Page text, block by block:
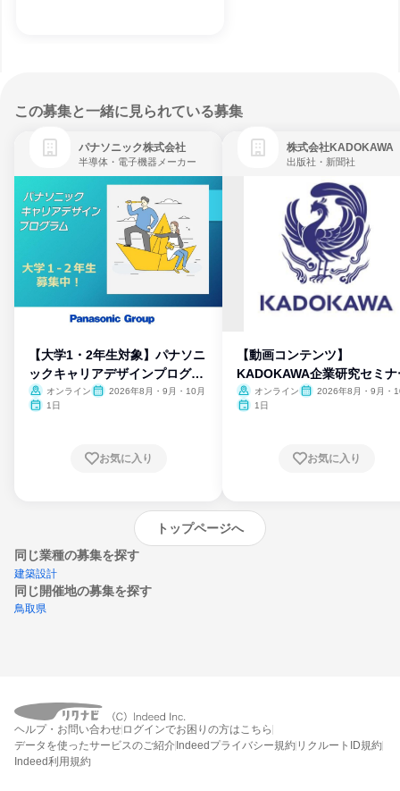
この募集と一緒に見られている募集
パナソニック株式会社
半導体・電子機器メーカー
【大学1・2年生対象】パナソニ
ックキャリアデザインプログラ
ム
オンライン
2026年8月・9月・10月
1日
お気に入り
株式会社KADOKAWA
出版社・新聞社
【動画コンテンツ】
KADOKAWA企業研究セミナ
オンライン
2026年8月・9月・
1日
お気に入り
トップページへ
同じ業種の募集を探す
建築設計
同じ開催地の募集を探す
鳥取県
エントリーするとプログラムの詳細案内を
受け取れるようになります
ヘルプ・お問い合わせ ログインでお困りの方はこちら
データを使ったサービスのご紹介 Indeedプライバシー規約 リクルートID規約
Indeed利用規約